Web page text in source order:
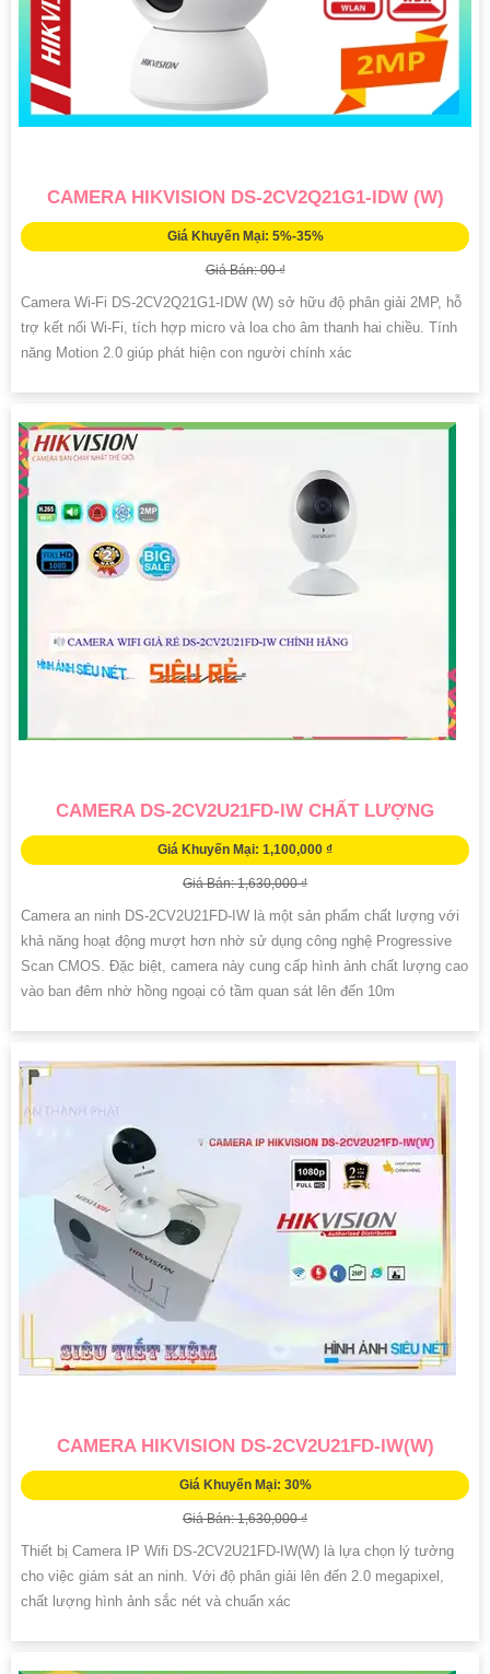
CAMERA HIKVISION DS-2CV2Q21G1-IDW (W)
Giá Khuyến Mại: 5%-35%
Giá Bán: 00 ₫
Camera Wi-Fi DS-2CV2Q21G1-IDW (W) sở hữu độ phân giải 2MP, hỗ
trợ kết nối Wi-Fi, tích hợp micro và loa cho âm thanh hai chiều. Tính
năng Motion 2.0 giúp phát hiện con người chính xác
CAMERA DS-2CV2U21FD-IW CHẤT LƯỢNG
Giá Khuyến Mại: 1,100,000 ₫
Giá Bán: 1,630,000 ₫
Camera an ninh DS-2CV2U21FD-IW là một sản phẩm chất lượng với
khả năng hoạt động mượt hơn nhờ sử dụng công nghệ Progressive
Scan CMOS. Đặc biệt, camera này cung cấp hình ảnh chất lượng cao
vào ban đêm nhờ hồng ngoại có tầm quan sát lên đến 10m
CAMERA HIKVISION DS-2CV2U21FD-IW(W)
Giá Khuyến Mại: 30%
Giá Bán: 1,630,000 ₫
Thiết bị Camera IP Wifi DS-2CV2U21FD-IW(W) là lựa chọn lý tưởng
cho việc giám sát an ninh. Với độ phân giải lên đến 2.0 megapixel,
chất lượng hình ảnh sắc nét và chuẩn xác